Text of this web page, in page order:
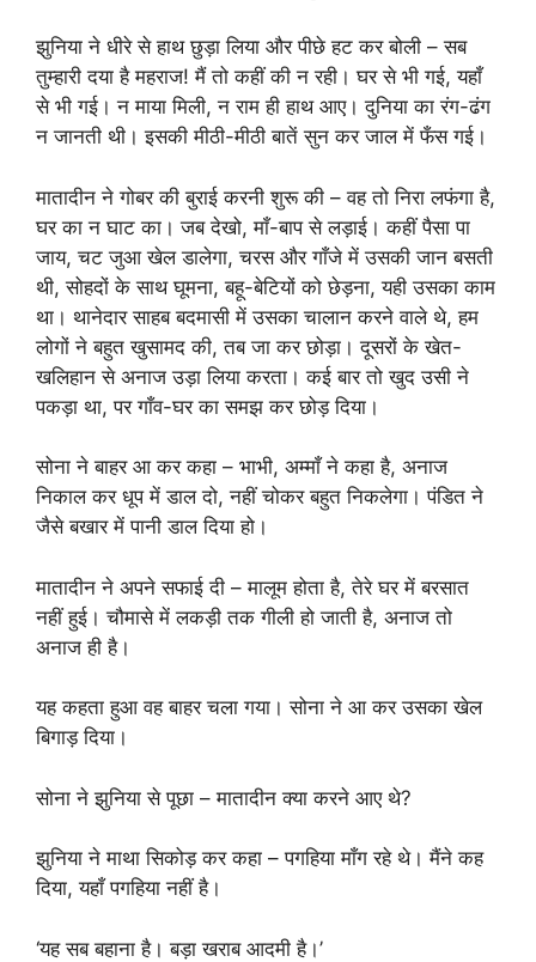
झुनिया ने धीरे से हाथ छुड़ा लिया और पीछे हट कर बोली – सब
तुम्हारी दया है महराज! मैं तो कहीं की न रही। घर से भी गई, यहाँ
से भी गई। न माया मिली, न राम ही हाथ आए। दुनिया का रंग-ढंग
न जानती थी। इसकी मीठी-मीठी बातें सुन कर जाल में फँस गई।
मातादीन ने गोबर की बुराई करनी शुरू की – वह तो निरा लफंगा है,
घर का न घाट का। जब देखो, माँ-बाप से लड़ाई। कहीं पैसा पा
जाय, चट जुआ खेल डालेगा, चरस और गाँजे में उसकी जान बसती
थी, सोहदों के साथ घूमना, बहू-बेटियों को छेड़ना, यही उसका काम
था। थानेदार साहब बदमासी में उसका चालान करने वाले थे, हम
लोगों ने बहुत खुसामद की, तब जा कर छोड़ा। दूसरों के खेत-
खलिहान से अनाज उड़ा लिया करता। कई बार तो खुद उसी ने
पकड़ा था, पर गाँव-घर का समझ कर छोड़ दिया।
सोना ने बाहर आ कर कहा – भाभी, अम्माँ ने कहा है, अनाज
निकाल कर धूप में डाल दो, नहीं चोकर बहुत निकलेगा। पंडित ने
जैसे बखार में पानी डाल दिया हो।
मातादीन ने अपने सफाई दी – मालूम होता है, तेरे घर में बरसात
नहीं हुई। चौमासे में लकड़ी तक गीली हो जाती है, अनाज तो
अनाज ही है।
यह कहता हुआ वह बाहर चला गया। सोना ने आ कर उसका खेल
बिगाड़ दिया।
सोना ने झुनिया से पूछा – मातादीन क्या करने आए थे?
झुनिया ने माथा सिकोड़ कर कहा – पगहिया माँग रहे थे। मैंने कह
दिया, यहाँ पगहिया नहीं है।
‘यह सब बहाना है। बड़ा खराब आदमी है।’